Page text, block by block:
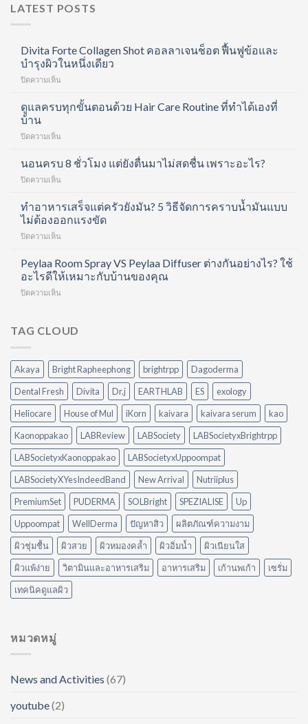
LATEST POSTS
Divita Forte Collagen Shot คอลลาเจนช็อต ฟื้นฟูข้อและ
บำรุงผิวในหนึ่งเดียว
ปิดความเห็น
Collagen
คอ
ลา
ช็อต
ข้อ
และ
หนึ่ง
เดียว
ดูแลครบทุกขั้นตอนด้วย Hair Care Routine ที่ทำได้เองที่
บ้าน
ปิดความเห็น
ครบ
ขั้น
ด้วย
Hair
Routine
ทำได้
เอง
นอนครบ 8 ชั่วโมง แต่ยังตื่นมาไม่สดชื่น เพราะอะไร?
ปิดความเห็น
ชั่วโมง
แต่
ตื่น
มา
สดชื่น
ทำอาหารเสร็จแต่ครัวยังมัน? 5 วิธีจัดการคราบน้ำมันแบบ
ไม่ต้องออกแรงขัด
ปิดความเห็น
เสร็จ
แต่
ครัว
5
คราบ
น้ำมัน
ไม่
ต้อง
ออกแรง
ขัด
Peylaa Room Spray VS Peylaa Diffuser ต่างกันอย่างไร? ใช้
อะไรดีให้เหมาะกับบ้านของคุณ
ปิดความเห็น
Spray
Diffuser
ต่าง
กัน
อย่างไร?
ใช้
อะไร
ดี
ให้
เหมาะ
กับ
บ้าน
ของ
คุณ
TAG CLOUD
Akaya Bright Rapheephong brightrpp
Dagoderma
Dental Fresh
Divita Dr.j EARTHLAB ES
exology
Heliocare
House of Mul iKorn kaivara kaivara serum
kao
Kaonoppakao
LABReview LABSociety
LABSocietyxBrightrpp
LABSocietyxKaonoppakao
LABSocietyxUppoompat
LABSocietyXYesIndeedBand
New Arrival
Nutriiplus
PremiumSet
PUDERMA SOLBright SPEZIALISE
Up
Uppoompat
WellDerma ปัญหาสิว
ผลิตภัณฑ์ความงาม
ผิวชุ่มชื้น
ผิวสวย ผิวหมองคล้ำ ผิวอิ่มน้ำ
ผิวเนียนใส
ผิวแพ้ง่าย
วิตามินและอาหารเสริม อาหารเสริม เก้านพเก้า
เซรั่ม
เทคนิคดูแลผิว
หมวดหมู่
News and Activities (67)
youtube(2)